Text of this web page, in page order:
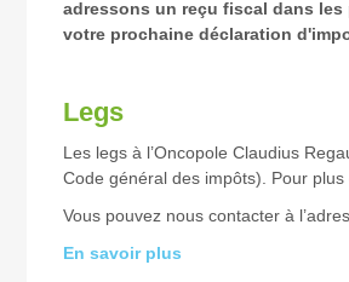
adressons un reçu fiscal dans
votre prochaine déclaration
Legs
Les legs à l’Oncopole Claudius
Code général des impôts). Pour
Vous pouvez nous contacter à
En savoir plus